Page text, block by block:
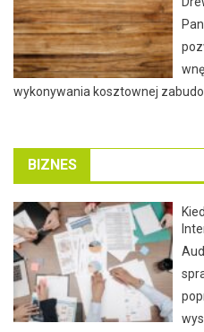
wykonywania kosztownej
BIZNES